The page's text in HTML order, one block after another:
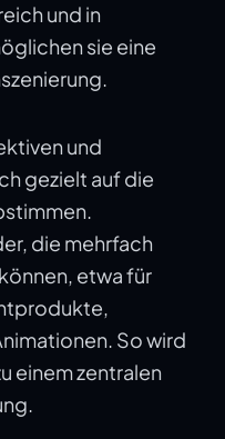
und in
sie eine
und
gezielt auf die
die mehrfach
etwa für
So wird
einem zentralen